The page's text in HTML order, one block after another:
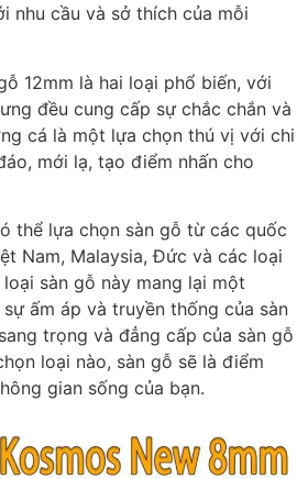
nhu cầu và sở thích của mỗi
12mm là hai loại phổ biến, với
đều cung cấp sự chắc chắn và
cá là một lựa chọn thú vị với chi
mới lạ, tạo điểm nhấn cho
thể lựa chọn sàn gỗ từ các quốc
Nam, Malaysia, Đức và các loại
sàn gỗ này mang lại một
ấm áp và truyền thống của sàn
trọng và đẳng cấp của sàn gỗ
loại nào, sàn gỗ sẽ là điểm
gian sống của bạn.